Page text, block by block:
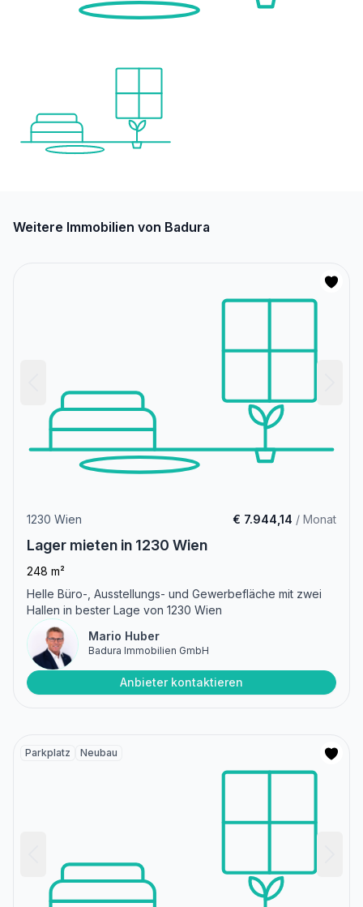
Weitere Immobilien von Badura
1230 Wien € 7.944,14 / Monat
Lager mieten in 1230 Wien
248 m²
Helle Büro-, Ausstellungs- und Gewerbefläche mit zwei
Hallen in bester Lage von 1230 Wien
Mario Huber
Badura Immobilien GmbH
Anbieter kontaktieren
Parkplatz Neubau